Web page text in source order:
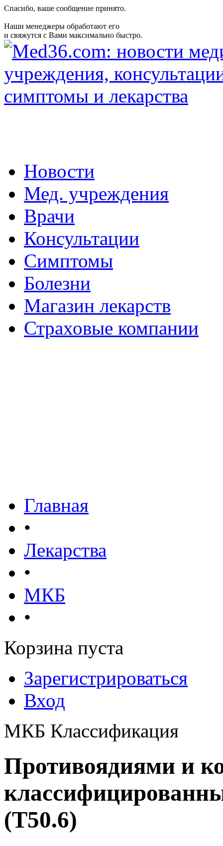
Спасибо, ваше сообщение принято.
Наши менеджеры обработают его
и свяжутся с Вами максимально быстро.
Новости
Мед. учреждения
Врачи
Консультации
Симптомы
Болезни
Магазин лекарств
Страховые компании
Главная
•
Лекарства
•
МКБ
•
Корзина пуста
Зарегистрироваться
Вход
МКБ Классификация
Противоядиями и
(T50.6)